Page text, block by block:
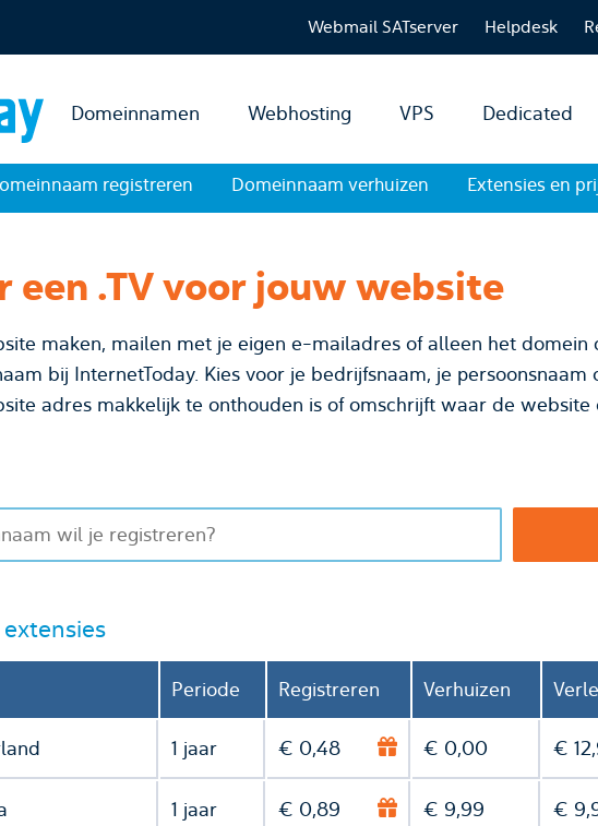
Webmail SATserver Helpdesk
Domeinnamen Webhosting VPS Dedicated
registreren Domeinnaam verhuizen Extensies en
een .TV voor jouw website
maken, mailen met je eigen e-mailadres of alleen het domein
bedrijfsnaam, je persoonsnaam of bedenk een unieke
adres makkelijk te onthouden is of omschrijft waar de website
Periode Registreren Verhuizen
1 jaar € 0,48 € 0,00 €
1 jaar € 0,89 € 9,99 €